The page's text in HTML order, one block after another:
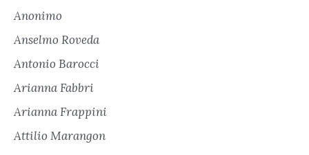
Anonimo
Anselmo Roveda
Antonio Barocci
Arianna Fabbri
Arianna Frappini
Attilio Marangon